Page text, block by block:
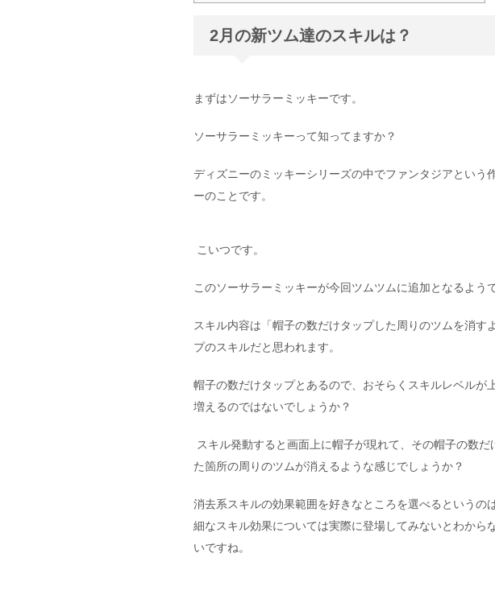
2月の新ツム達のスキルは？
まずはソーサラーミッキーです。
ソーサラーミッキーって知ってますか？
ディズニーのミッキーシリーズの中でファンタジアという
ーのことです。
こいつです。
このソーサラーミッキーが今回ツムツムに追加となるようで
スキル内容は「帽子の数だけタップした周りのツムを消す
プのスキルだと思われます。
帽子の数だけタップとあるので、おそらくスキルレベルが
増えるのではないでしょうか？
スキル発動すると画面上に帽子が現れて、その帽子の数
た箇所の周りのツムが消えるような感じでしょうか？
消去系スキルの効果範囲を好きなところを選べるというの
細なスキル効果については実際に登場してみないとわから
いですね。